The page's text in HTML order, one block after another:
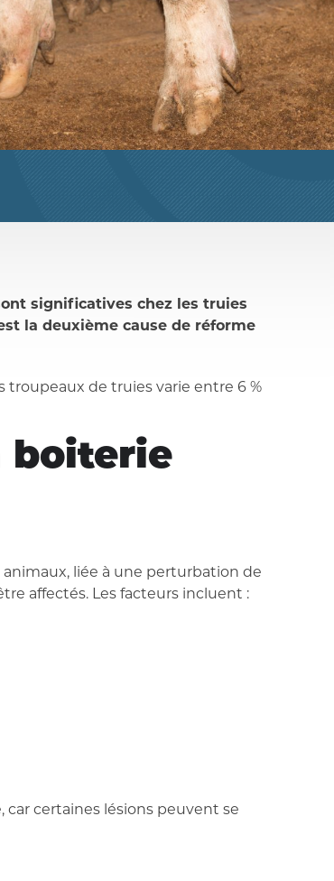
significatives chez les truies
la deuxième cause de réforme
troupeaux de truies varie entre 6 %
boiterie
liée à une perturbation de
affectés. Les facteurs incluent :
car certaines lésions peuvent se